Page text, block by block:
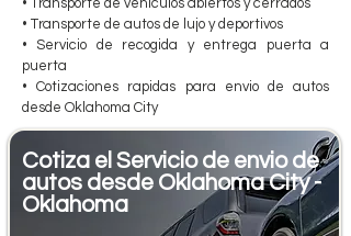
• Transporte de autos de lujo y deportivos
• Servicio de recogida y entrega puerta a
puerta
• Cotizaciones rapidas para envio de autos
desde Oklahoma City
Cotiza el Servicio de envio de
autos desde Oklahoma City -
Oklahoma